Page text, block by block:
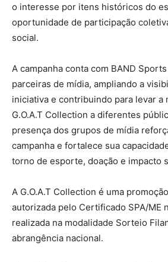
o interesse por itens históricos do
oportunidade de participação
social.
A campanha conta com BAND
parceiras de mídia, ampliando a
iniciativa e contribuindo para levar a
G.O.A.T Collection a diferentes
presença dos grupos de mídia
campanha e fortalece sua
torno de esporte, doação e impacto
A G.O.A.T Collection é uma
autorizada pelo Certificado SPA/ME
realizada na modalidade Sorteio
abrangência nacional.